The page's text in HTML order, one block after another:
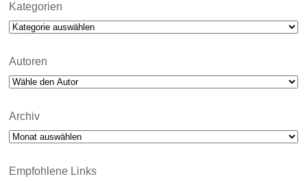
Kategorien
Kategorien
Autoren
Archiv
Archiv
Empfohlene Links